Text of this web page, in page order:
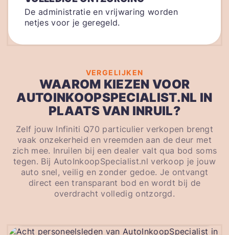
De administratie en vrijwaring worden
netjes voor je geregeld.
VERGELIJKEN
WAAROM KIEZEN VOOR
AUTOINKOOPSPECIALIST.NL IN
PLAATS VAN INRUIL?
Zelf jouw Infiniti Q70 particulier verkopen brengt
vaak onzekerheid en vreemden aan de deur met
zich mee. Inruilen bij een dealer valt qua bod soms
tegen. Bij AutoInkoopSpecialist.nl verkoop je jouw
auto snel, veilig en zonder gedoe. Je ontvangt
direct een transparant bod en wordt bij de
overdracht volledig ontzorgd.